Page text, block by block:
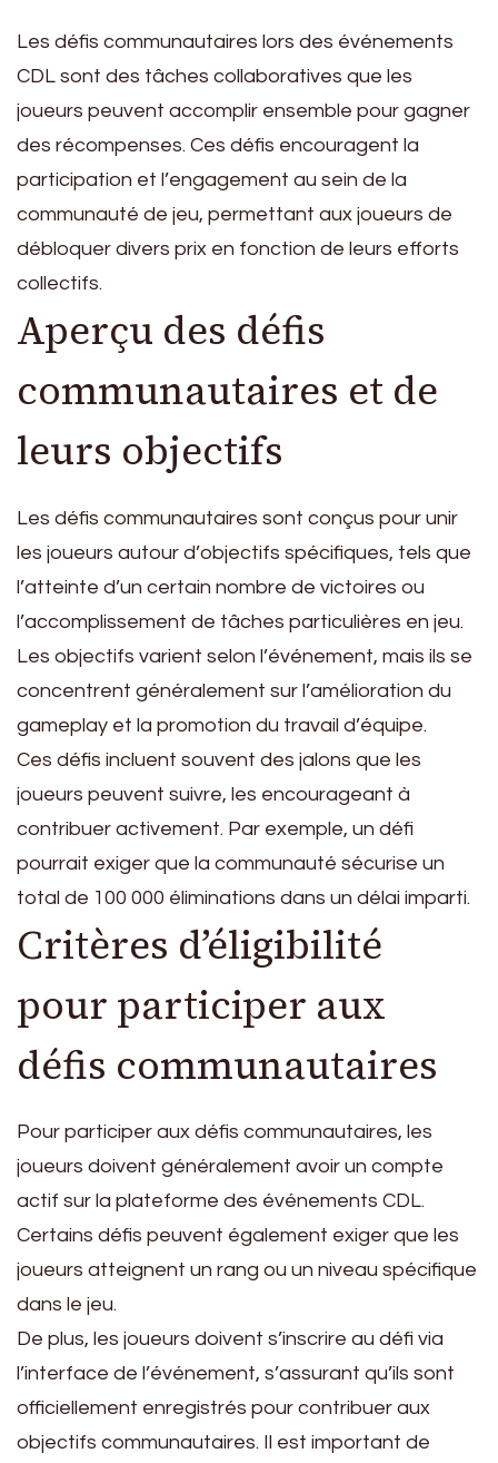
Les défis communautaires lors des événements
CDL sont des tâches collaboratives que les
joueurs peuvent accomplir ensemble pour gagner
des récompenses. Ces défis encouragent la
participation et l’engagement au sein de la
communauté de jeu, permettant aux joueurs de
débloquer divers prix en fonction de leurs efforts
collectifs.
Aperçu des défis
communautaires et de
leurs objectifs
Les défis communautaires sont conçus pour unir
les joueurs autour d’objectifs spécifiques, tels que
l’atteinte d’un certain nombre de victoires ou
l’accomplissement de tâches particulières en jeu.
Les objectifs varient selon l’événement, mais ils se
concentrent généralement sur l’amélioration du
gameplay et la promotion du travail d’équipe.
Ces défis incluent souvent des jalons que les
joueurs peuvent suivre, les encourageant à
contribuer activement. Par exemple, un défi
pourrait exiger que la communauté sécurise un
total de 100 000 éliminations dans un délai imparti.
Critères d’éligibilité
pour participer aux
défis communautaires
Pour participer aux défis communautaires, les
joueurs doivent généralement avoir un compte
actif sur la plateforme des événements CDL.
Certains défis peuvent également exiger que les
joueurs atteignent un rang ou un niveau spécifique
dans le jeu.
De plus, les joueurs doivent s’inscrire au défi via
l’interface de l’événement, s’assurant qu’ils sont
officiellement enregistrés pour contribuer aux
objectifs communautaires. Il est important de